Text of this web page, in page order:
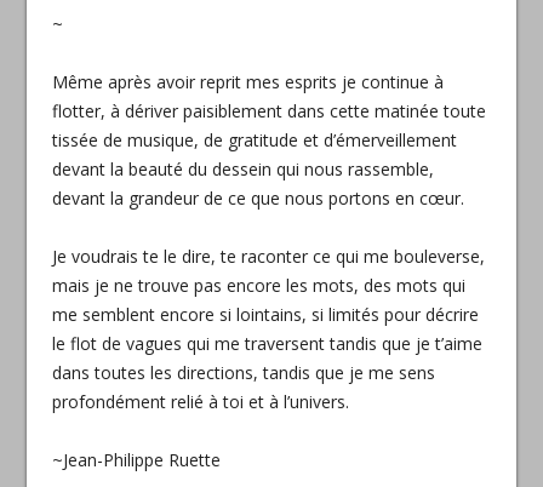
~
Même après avoir reprit mes esprits je continue à
flotter, à dériver paisiblement dans cette matinée toute
tissée de musique, de gratitude et d’émerveillement
devant la beauté du dessein qui nous rassemble,
devant la grandeur de ce que nous portons en cœur.
Je voudrais te le dire, te raconter ce qui me bouleverse,
mais je ne trouve pas encore les mots, des mots qui
me semblent encore si lointains, si limités pour décrire
le flot de vagues qui me traversent tandis que je t’aime
dans toutes les directions, tandis que je me sens
profondément relié à toi et à l’univers.
~Jean-Philippe Ruette